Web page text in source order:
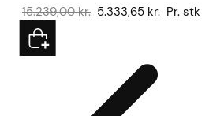
15.239,00kr. Den
15.239,00 kr..
5.333,65 kr. Den
Pr. stk